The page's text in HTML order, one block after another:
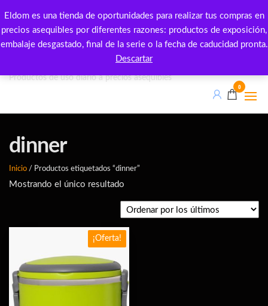
al
contenido
Eldom es una tienda de oportunidades para realizar tus compras en
precios asequibles por diferentes razones: productos de exposición,
embalaje desgastado, final de la serie o la fecha de caducidad pronta.
Descartar
Productos de uso diario a precios asequibles
0
dinner
Inicio / Productos etiquetados “dinner”
Mostrando el único resultado
¡Oferta!